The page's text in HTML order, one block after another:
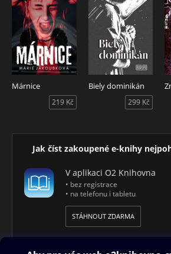
zavčasu odhalit pravdu, než se i on
Tentokrát ovšem vítěze neurčí síla ani
Márnice
219 Kč
Biely dominikán
299 Kč
Jak číst zakoupené e-knihy
V aplikaci O2 Knihovna
• bez registrace
• na telefonu i tabletu
STÁHNOUT ZDARMA